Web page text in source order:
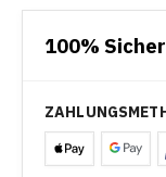
100%